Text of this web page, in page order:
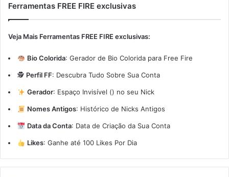
Ferramentas FREE FIRE exclusivas
Veja Mais Ferramentas FREE FIRE exclusivas:
Bio Colorida: Gerador de Bio Colorida para Free Fire
🕵️ Perfil FF: Descubra Tudo Sobre Sua Conta
Gerador: Espaço Invisível (ㅤ) no seu Nick
Nomes Antigos: Histórico de Nicks Antigos
Data da Conta: Data de Criação da Sua Conta
Likes: Ganhe até 100 Likes Por Dia